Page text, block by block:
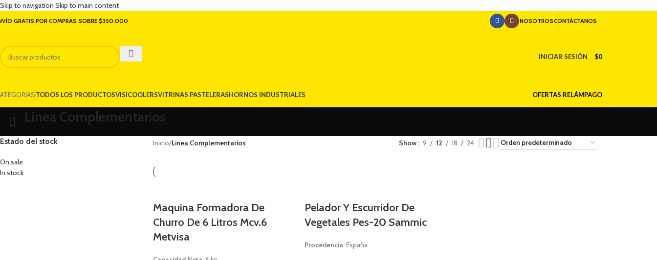
Skip to navigation Skip to main content
GRATIS POR COMPRAS SOBRE $350.000 NOSOTROSCONTÁCTANOS
INICIAR SESIÓN $0
TODOS LOS PRODUCTOSVISICOOLERSVITRINAS PASTELERASHORNOS INDUSTRIALES OFERTAS RELÁMPAGO
Linea Complementarios
Estado del stock
On sale
In stock
Inicio/Linea Complementarios Show 9 12 18 24
Maquina Formadora De
Churro De 6 Litros Mcv.6
Metvisa
Pelador Y Escurridor De
Vegetales Pes-20 Sammic
Procedencia:España